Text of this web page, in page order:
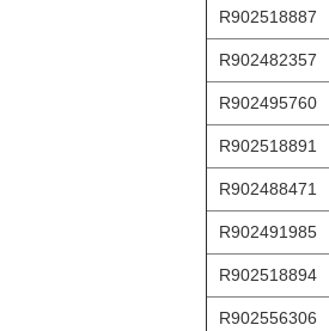
R902518887
R902482357
R902495760
R902518891
R902488471
R902491985
R902518894
R902556306